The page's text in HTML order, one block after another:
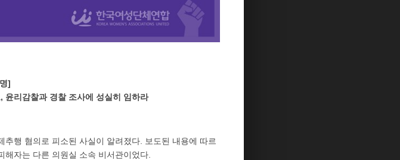
]
윤리감찰과 경찰 조사에 성실히 임하라
행 혐의로 피소된 사실이 알려졌다. 보도된 내용에 따르
자는 다른 의원실 소속 비서관이었다.